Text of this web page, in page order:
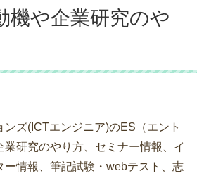
機や企業研究のや
ズ(ICTエンジニア)のES（エント
業研究のやり方、セミナー情報、イ
ー情報、筆記試験・webテスト、志